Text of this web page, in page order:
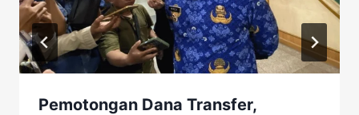
Pemotongan Dana Transfer,